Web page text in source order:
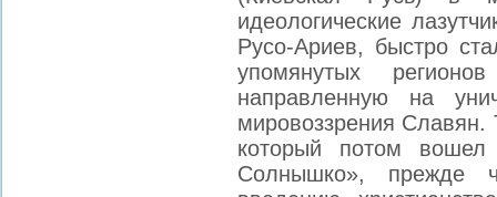
идеологические
Русо-Ариев, быстро
упомянутых
направленную на
мировоззрения Славян.
который потом
Солнышко», прежде